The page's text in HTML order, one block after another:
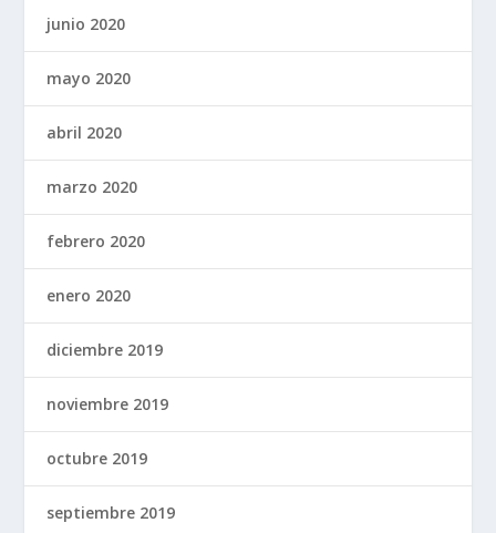
junio 2020
mayo 2020
abril 2020
marzo 2020
febrero 2020
enero 2020
diciembre 2019
noviembre 2019
octubre 2019
septiembre 2019